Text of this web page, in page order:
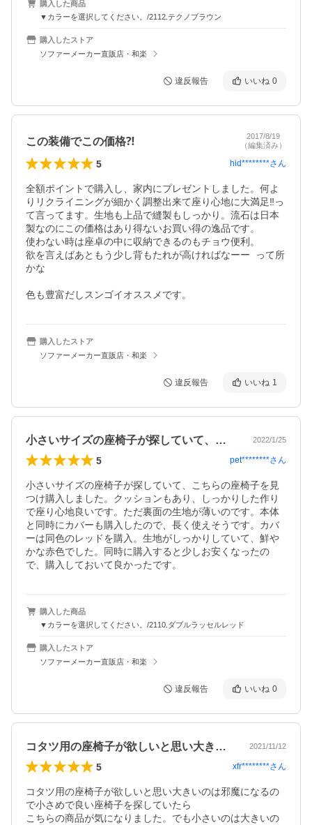
購入した商品
▼カラーを選択してください。/2112.テクノブラウン
購入したストア
ソファーメーカー直販店・和楽
違反報告 いいね 0
この装備でこの価格⁈
2017/8/19
（編集済み）
5 hid********さん
全額ポイントで購入し、家内にプレゼントしました。何よ
りリクライニングが細かく調整出来て座り心地に大満足‼️っ
て言ってます。生地も上品で縫製もしっかり。流石は日本
製なのにこの価格はあり得ないお買い得の逸品です。
使わない時は座卓の中に収納できるのもチョウ便利。
欲を言えばあともう少し背もたれが高ければなーー  って所
かな
色も豊富だしスンゴイオススメです。
購入したストア
ソファーメーカー直販店・和楽
違反報告 いいね 1
小さいサイズの座椅子が探していて、こち… 2022/1/25
5 pet********さん
小さいサイズの座椅子が探していて、こちらの座椅子を見
つけ購入しました。クッションもあり、しっかりした作り
で座り心地良いです。ただ裏面の生地が薄いのです。本体
と同時にカバーも購入したので、長く使えそうです。カバ
ーは同色のレッドを購入。生地がしっかりしていて、鮮や
かな赤色でした。同時に購入すると少しお安くなったの
で、購入しておいて良かったです。
購入した商品
▼カラーを選択してください。/2110.ダブルラッセルレッド
購入したストア
ソファーメーカー直販店・和楽
違反報告 いいね 0
コタツ用の座椅子が欲しいと思い大きいの… 2021/11/12
5 xfr********さん
コタツ用の座椅子が欲しいと思い大きいのは邪魔になるの
で小さめで良い座椅子を探していたら
こちらの商品が気になりました。でも小さいのは大きいの